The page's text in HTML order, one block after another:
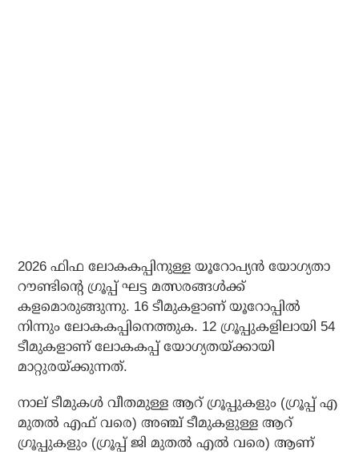
2026 ഫിഫ ലോകകപ്പിനുള്ള യൂറോപ്യന്‍ യോഗ്യതാ
റൗണ്ടിന്റെ ഗ്രൂപ്പ് ഘട്ട മത്സരങ്ങള്‍ക്ക്
കളമൊരുങ്ങുന്നു. 16 ടീമുകളാണ് യൂറോപ്പില്‍
നിന്നും ലോകകപ്പിനെത്തുക. 12 ഗ്രൂപ്പുകളിലായി 54
ടീമുകളാണ് ലോകകപ്പ് യോഗ്യതയ്ക്കായി
മാറ്റുരയ്ക്കുന്നത്.
നാല് ടീമുകള്‍ വീതമുള്ള ആറ് ഗ്രൂപ്പുകളും (ഗ്രൂപ്പ് എ
മുതല്‍ എഫ് വരെ) അഞ്ച് ടീമുകളുള്ള ആറ്
ഗ്രൂപ്പുകളും (ഗ്രൂപ്പ് ജി മുതല്‍ എല്‍ വരെ) ആണ്